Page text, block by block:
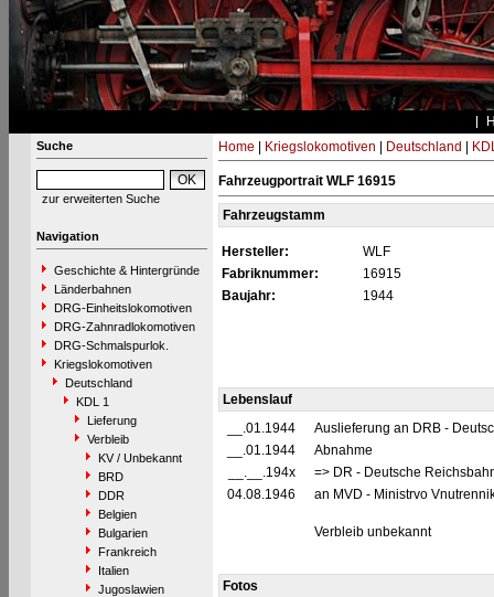
Suche
zur erweiterten Suche
Navigation
Geschichte & Hintergründe
Länderbahnen
DRG-Einheitslokomotiven
DRG-Zahnradlokomotiven
DRG-Schmalspurlok.
Kriegslokomotiven
Deutschland
KDL 1
Lieferung
Verbleib
KV / Unbekannt
BRD
DDR
Belgien
Bulgarien
Frankreich
Italien
Jugoslawien
Home Kriegslokomotiven Deutschland
Fahrzeugportrait WLF 16915
Fahrzeugstamm
Hersteller:
WLF
Fabriknummer:
16915
Baujahr:
1944
Lebenslauf
__.01.1944
Auslieferung an DRB -
__.01.1944
Abnahme
__.__.194x
=> DR - Deutsche
04.08.1946
an MVD - Ministrvo
Verbleib unbekannt
Fotos